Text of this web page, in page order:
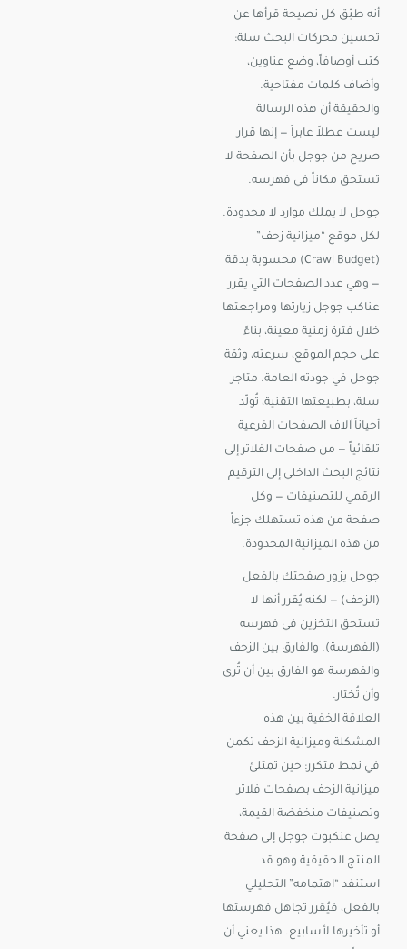
أنه طبّق كل نصيحة قرأها عن
تحسين محركات البحث سلة:
كتب أوصافاً، وضع عناوين،
وأضاف كلمات مفتاحية.
والحقيقة أن هذه الرسالة
ليست عطلاً عابراً — إنها قرار
صريح من جوجل بأن الصفحة لا
تستحق مكاناً في فهرسه.
جوجل لا يملك موارد لا محدودة.
لكل موقع “ميزانية زحف”
(Crawl Budget) محسوبة بدقة
— وهي عدد الصفحات التي يقرر
عناكب جوجل زيارتها ومراجعتها
خلال فترة زمنية معينة، بناءً
على حجم الموقع، سرعته، وثقة
جوجل في جودته العامة. متاجر
سلة، بطبيعتها التقنية، تُولّد
أحياناً آلاف الصفحات الفرعية
تلقائياً — من صفحات الفلاتر إلى
نتائج البحث الداخلي إلى الترقيم
الرقمي للتصنيفات — وكل
صفحة من هذه تستهلك جزءاً
من هذه الميزانية المحدودة.
جوجل يزور صفحتك بالفعل
(الزحف) — لكنه يُقرر أنها لا
تستحق التخزين في فهرسه
(الفهرسة). والفارق بين الزحف
والفهرسة هو الفارق بين أن تُرى
وأن تُختار.
العلاقة الخفية بين هذه
المشكلة وميزانية الزحف تكمن
في نمط متكرر: حين تمتلئ
ميزانية الزحف بصفحات فلاتر
وتصنيفات منخفضة القيمة،
يصل عنكبوت جوجل إلى صفحة
المنتج الحقيقية وهو قد
استنفد “اهتمامه” التحليلي
بالفعل، فيُقرر تجاهل فهرستها
أو تأخيرها لأسابيع. هذا يعني أن